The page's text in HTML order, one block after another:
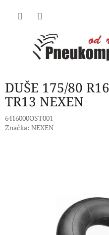
DUŠE 175/80
TR13 NEXEN
6416000OST001
Značka: NEXEN